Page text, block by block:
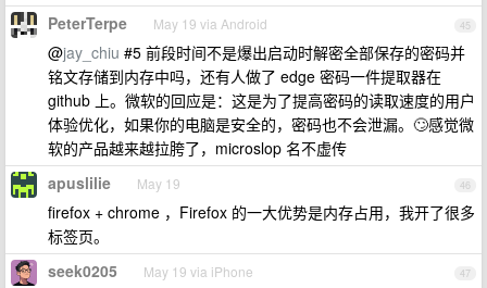
45
PeterTerpe May 19 via Android
@jay_chiu #5 前段时间不是爆出启动时解密全部保存的密码并
铭文存储到内存中吗，还有人做了 edge 密码一件提取器在
github 上。微软的回应是：这是为了提高密码的读取速度的用户
体验优化，如果你的电脑是安全的，密码也不会泄漏。🙄感觉微
软的产品越来越拉胯了，microslop 名不虚传
46
apuslilie May 19
firefox + chrome ，Firefox 的一大优势是内存占用，我开了很多
标签页。
47
seek0205 May 19 via iPhone